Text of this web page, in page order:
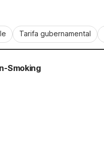
Tarifa gubernamental
Smoking